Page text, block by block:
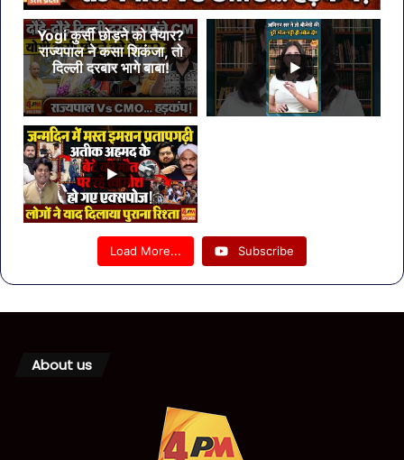
Yogi कुर्सी छोड़ने को तैयार?
राज्यपाल ने कसा शिकंजा, तो
दिल्ली दरबार भागे बाबा!
Load More... Subscribe
About us